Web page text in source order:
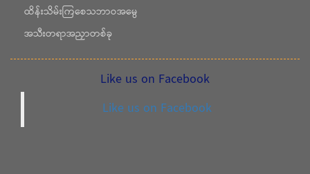
ထိန်းသိမ်းကြစေသဘာဝအမွေ
အသီးတရာအညှာတစ်ခု
Like us on Facebook
Like us on Facebook